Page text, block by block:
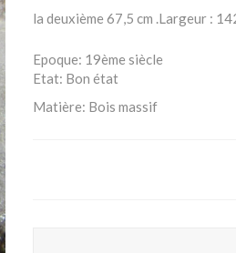
la deuxième 67,5 cm .Largeur :
Epoque: 19ème siècle
Etat: Bon état
Matière: Bois massif